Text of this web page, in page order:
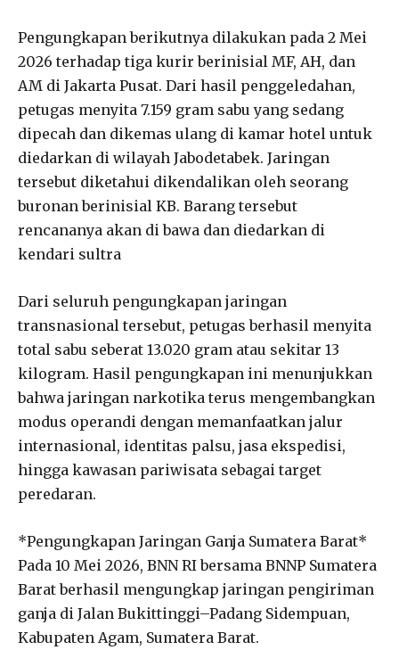
Pengungkapan berikutnya dilakukan pada 2 Mei
2026 terhadap tiga kurir berinisial MF, AH, dan
AM di Jakarta Pusat. Dari hasil penggeledahan,
petugas menyita 7.159 gram sabu yang sedang
dipecah dan dikemas ulang di kamar hotel untuk
diedarkan di wilayah Jabodetabek. Jaringan
tersebut diketahui dikendalikan oleh seorang
buronan berinisial KB. Barang tersebut
rencananya akan di bawa dan diedarkan di
kendari sultra
Dari seluruh pengungkapan jaringan
transnasional tersebut, petugas berhasil menyita
total sabu seberat 13.020 gram atau sekitar 13
kilogram. Hasil pengungkapan ini menunjukkan
bahwa jaringan narkotika terus mengembangkan
modus operandi dengan memanfaatkan jalur
internasional, identitas palsu, jasa ekspedisi,
hingga kawasan pariwisata sebagai target
peredaran.
*Pengungkapan Jaringan Ganja Sumatera Barat*
Pada 10 Mei 2026, BNN RI bersama BNNP Sumatera
Barat berhasil mengungkap jaringan pengiriman
ganja di Jalan Bukittinggi–Padang Sidempuan,
Kabupaten Agam, Sumatera Barat.